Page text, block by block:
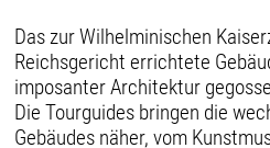
Das zur Wilhelminischen
Reichsgericht errichtete
imposanter Architektur
Die Tourguides bringen die
Gebäudes näher, vom